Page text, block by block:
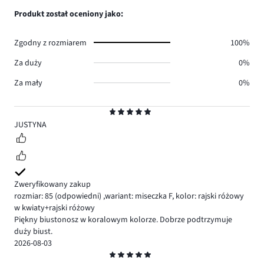
5
JUSTYNA
Zweryfikowany zakup
rozmiar: 85 (odpowiedni) ,wariant: miseczka F, kolor: rajski różowy
w kwiaty+rajski różowy
Piękny biustonosz w koralowym kolorze. Dobrze podtrzymuje
duży biust.
2026-08-03
Produkt został oceniony jako:
Zgodny z rozmiarem
100%
Za duży
0%
Za mały
0%